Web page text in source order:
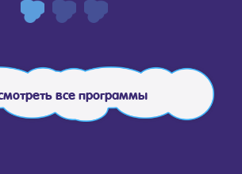
все программы